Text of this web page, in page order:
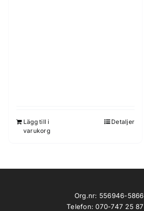
Lägg till i
varukorg
Detaljer
Org.nr: 556946-5866
Telefon: 070-747 25 87